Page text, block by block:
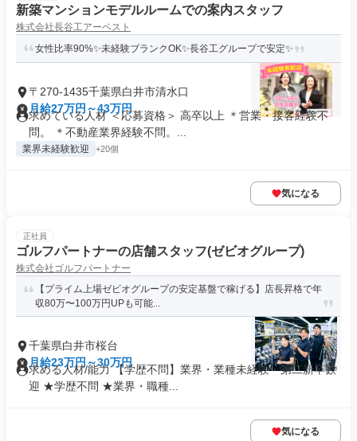
新築マンションモデルルームでの案内スタッフ
株式会社長谷工アーベスト
女性比率90%✨未経験ブランクOK✨長谷工グループで安定✨
〒270-1435千葉県白井市清水口
月給27万円～43万円
求めている人材 ＜応募資格＞ 高卒以上 ＊営業・接客経験不
問。 ＊不動産業界経験不問。...
業界未経験歓迎 +20個
気になる
正社員
ゴルフパートナーの店舗スタッフ(ゼビオグループ)
株式会社ゴルフパートナー
【プライム上場ゼビオグループの安定基盤で稼げる】店長昇格で年
収80万〜100万円UPも可能...
千葉県白井市桜台
月給23万円～30万円
求める人材/能力 【学歴不問】業界・業種未経験・第⼆新卒歓
迎 ★学歴不問 ★業界・職種...
気になる